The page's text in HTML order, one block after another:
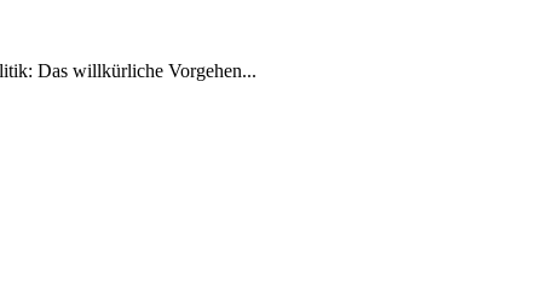
Das willkürliche Vorgehen...